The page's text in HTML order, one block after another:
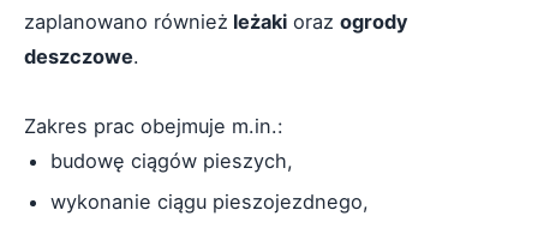
zaplanowano również leżaki oraz ogrody
deszczowe.
Zakres prac obejmuje m.in.:
budowę ciągów pieszych,
wykonanie ciągu pieszojezdnego,